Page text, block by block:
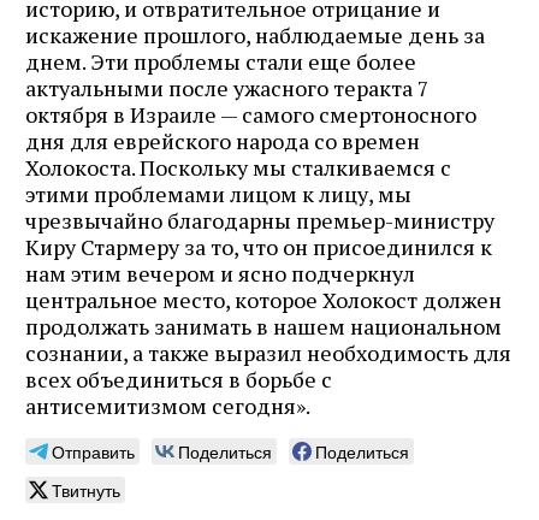
историю, и отвратительное отрицание и
искажение прошлого, наблюдаемые день за
днем. Эти проблемы стали еще более
актуальными после ужасного теракта 7
октября в Израиле — самого смертоносного
дня для еврейского народа со времен
Холокоста. Поскольку мы сталкиваемся с
этими проблемами лицом к лицу, мы
чрезвычайно благодарны премьер-министру
Киру Стармеру за то, что он присоединился к
нам этим вечером и ясно подчеркнул
центральное место, которое Холокост должен
продолжать занимать в нашем национальном
сознании, а также выразил необходимость для
всех объединиться в борьбе с
антисемитизмом сегодня».
Отправить Поделиться
Поделиться
Твитнуть